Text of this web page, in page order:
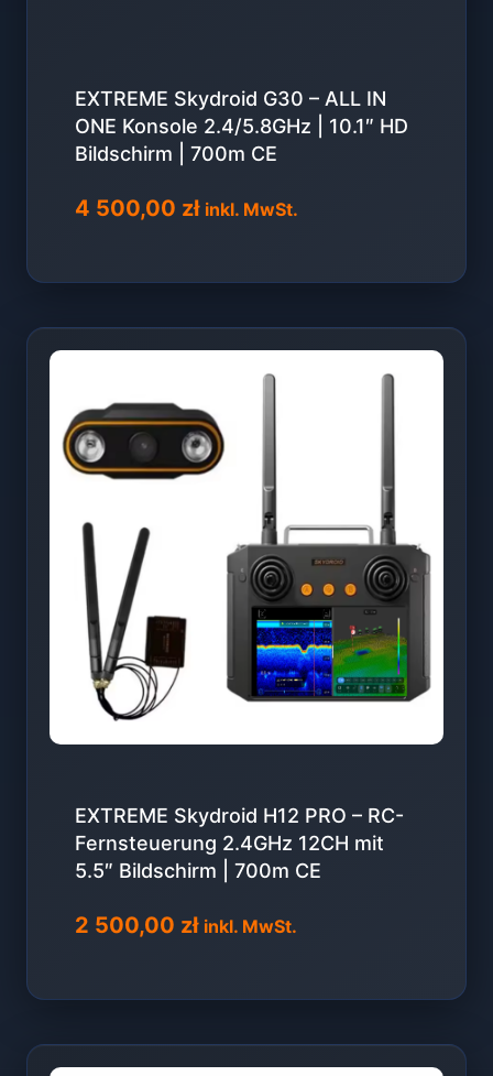
EXTREME Skydroid G30 – ALL IN
ONE Konsole 2.4/5.8GHz | 10.1″ HD
Bildschirm | 700m CE
4 500,00 zł inkl. MwSt.
EXTREME Skydroid H12 PRO – RC-
Fernsteuerung 2.4GHz 12CH mit
5.5″ Bildschirm | 700m CE
2 500,00 zł inkl. MwSt.